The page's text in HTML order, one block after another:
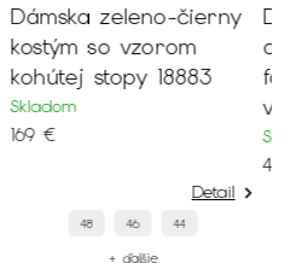
Dámska biela blúzka s
dlhým rukávom a
farebným kvetinovým
vzorom 19727
Skladom
38